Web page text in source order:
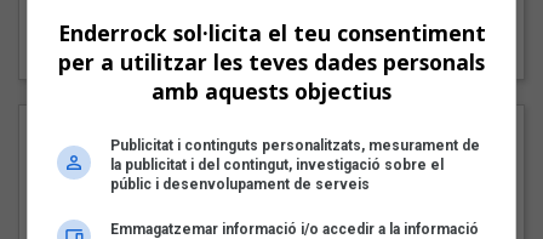
"Lo bueno y lo malo"
Carmen y María
Enderrock sol·licita el teu consentiment
per a utilitzar les teves dades personals
amb aquests objectius
Publicitat i continguts personalitzats, mesurament de
la publicitat i del contingut, investigació sobre el
públic i desenvolupament de serveis
Emmagatzemar informació i/o accedir a la informació